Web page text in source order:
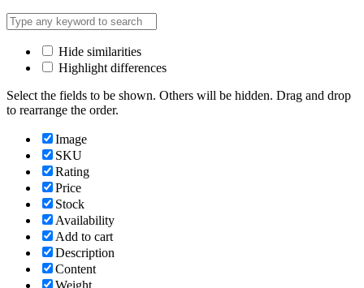
Hide similarities
Highlight differences
Select the fields to be shown. Others will be hidden. Drag and drop
to rearrange the order.
Image
SKU
Rating
Price
Stock
Availability
Add to cart
Description
Content
Weight